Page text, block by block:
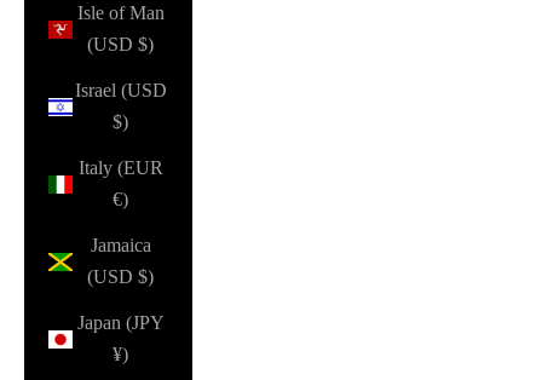
Isle of Man
(USD $)
Israel (USD
$)
Italy (EUR
€)
Jamaica
(USD $)
Japan (JPY
¥)